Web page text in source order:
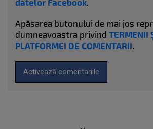
datelor Facebook.
Apăsarea butonului de mai jos
dumneavoastra privind TERMENII
PLATFORMEI DE COMENTARII.
Activează comentariile